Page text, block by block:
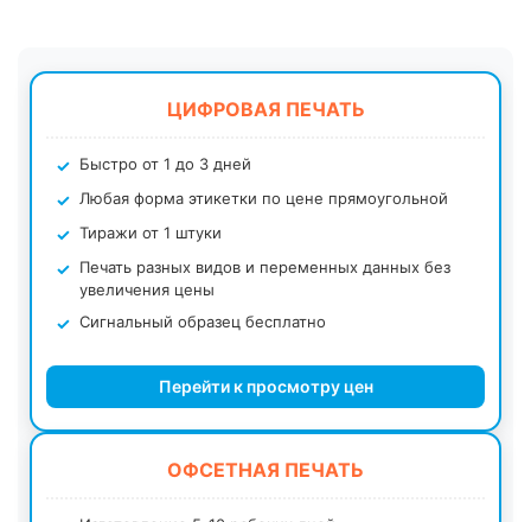
ЦИФРОВАЯ ПЕЧАТЬ
Быстро от 1 до 3 дней
Любая форма этикетки по цене прямоугольной
Тиражи от 1 штуки
Печать разных видов и переменных данных без
увеличения цены
Сигнальный образец бесплатно
Перейти к просмотру цен
ОФСЕТНАЯ ПЕЧАТЬ